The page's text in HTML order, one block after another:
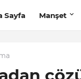
Sayfa Manşet